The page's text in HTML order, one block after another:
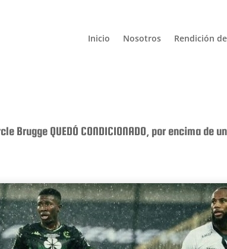
Inicio Nosotros Rendición
Brugge QUEDÓ CONDICIONADO, por encima